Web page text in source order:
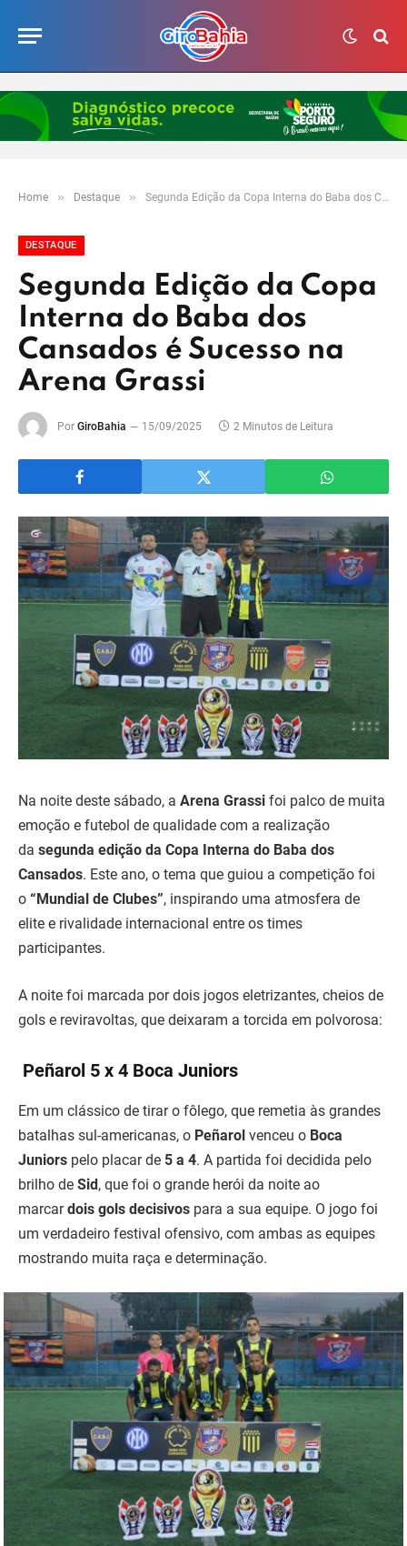
Home » Destaque » Segunda Edição da Copa Interna do Baba dos Cansados é Sucesso na Arena Grassi
DESTAQUE
Segunda Edição da Copa
Interna do Baba dos
Cansados é Sucesso na
Arena Grassi
Por GiroBahia 15/09/2025 2 Minutos de Leitura
Na noite deste sábado, a Arena Grassi foi palco de muita
emoção e futebol de qualidade com a realização
da segunda edição da Copa Interna do Baba dos
Cansados. Este ano, o tema que guiou a competição foi
o “Mundial de Clubes”, inspirando uma atmosfera de
elite e rivalidade internacional entre os times
participantes.
A noite foi marcada por dois jogos eletrizantes, cheios de
gols e reviravoltas, que deixaram a torcida em polvorosa:
Peñarol 5 x 4 Boca Juniors
Em um clássico de tirar o fôlego, que remetia às grandes
batalhas sul-americanas, o Peñarol venceu o Boca
Juniors pelo placar de 5 a 4. A partida foi decidida pelo
brilho de Sid, que foi o grande herói da noite ao
marcardois gols decisivos para a sua equipe. O jogo foi
um verdadeiro festival ofensivo, com ambas as equipes
mostrando muita raça e determinação.